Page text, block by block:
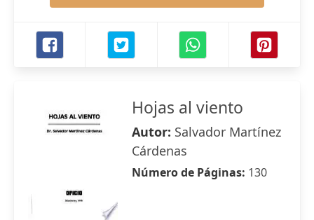
Hojas al viento
Autor: Salvador Martínez
Cárdenas
Número de Páginas: 130